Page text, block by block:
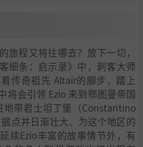
旅程又将往哪去？放下一切，
细条：启示录》中，刺客大师
传奇祖先 Altaïr的脚步，踏上
将会引领 Ezio 来到鄂图曼帝国
地带君士坦丁堡（Constantino
点并日渐壮大、为这个地区的
续Ezio丰富的故事情节外，有